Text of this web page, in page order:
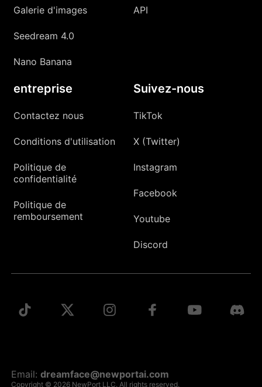
Galerie d'images
Seedream 4.0
Nano Banana
API
entreprise
Contactez nous
Conditions d'utilisation
Politique de
confidentialité
Politique de
remboursement
Suivez-nous
TikTok
X (Twitter)
Instagram
Facebook
Youtube
Discord